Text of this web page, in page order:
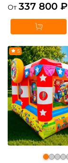
От 337 800 ₽
5